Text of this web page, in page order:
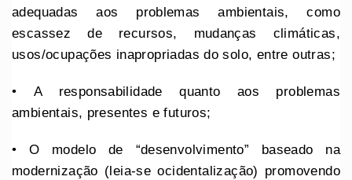
adequadas aos problemas ambientais, como
escassez de recursos, mudanças climáticas,
usos/ocupações inapropriadas do solo, entre outras;
• A responsabilidade quanto aos problemas
ambientais, presentes e futuros;
• O modelo de “desenvolvimento” baseado na
modernização (leia-se ocidentalização) promovendo